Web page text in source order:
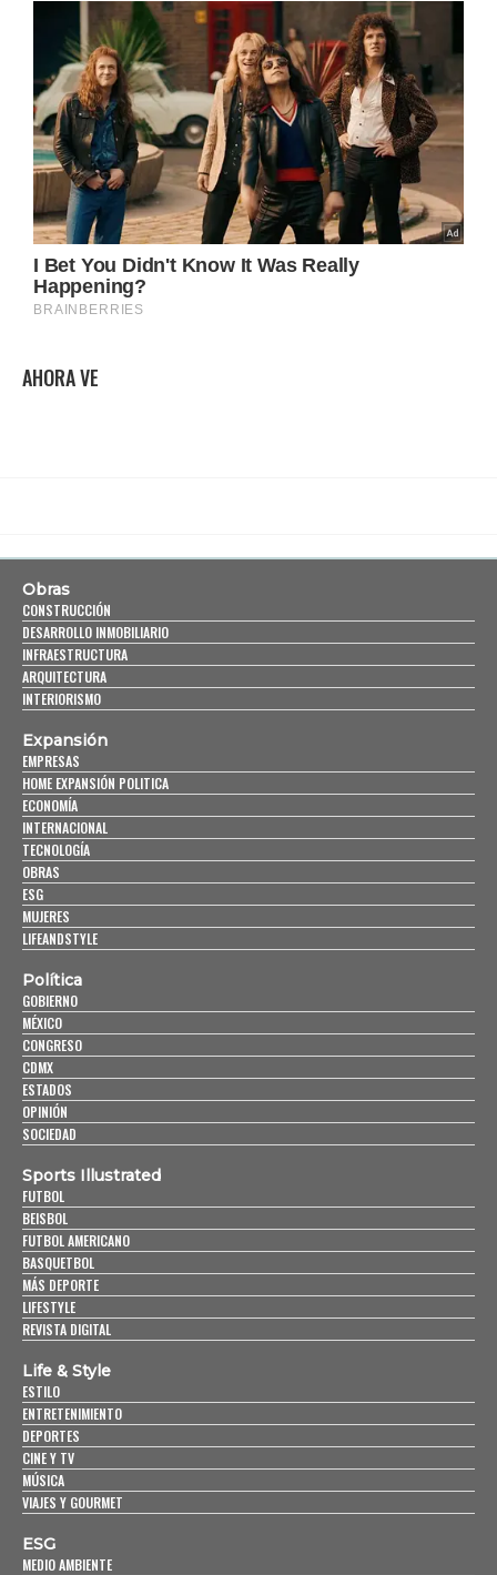
AHORA VE
Obras
CONSTRUCCIÓN
DESARROLLO INMOBILIARIO
INFRAESTRUCTURA
ARQUITECTURA
INTERIORISMO
Expansión
EMPRESAS
HOME EXPANSIÓN POLITICA
ECONOMÍA
INTERNACIONAL
TECNOLOGÍA
OBRAS
ESG
MUJERES
LIFEANDSTYLE
Política
GOBIERNO
MÉXICO
CONGRESO
CDMX
ESTADOS
OPINIÓN
SOCIEDAD
Sports Illustrated
FUTBOL
BEISBOL
FUTBOL AMERICANO
BASQUETBOL
MÁS DEPORTE
LIFESTYLE
REVISTA DIGITAL
Life & Style
ESTILO
ENTRETENIMIENTO
DEPORTES
CINE Y TV
MÚSICA
VIAJES Y GOURMET
ESG
MEDIO AMBIENTE